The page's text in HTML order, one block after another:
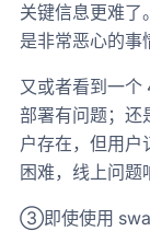
关键信息更难了
是非常恶心的事
又或者看到一个
部署有问题；还
户存在，但用户
困难，线上问题
③即使使用